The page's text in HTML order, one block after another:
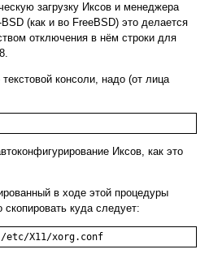
загрузку Иксов и менеджера
(как и во FreeBSD) это делается
отключения в нём строки для
консоли, надо (от лица
Иксов, как это
в ходе этой процедуры
куда следует:
X11/xorg.conf